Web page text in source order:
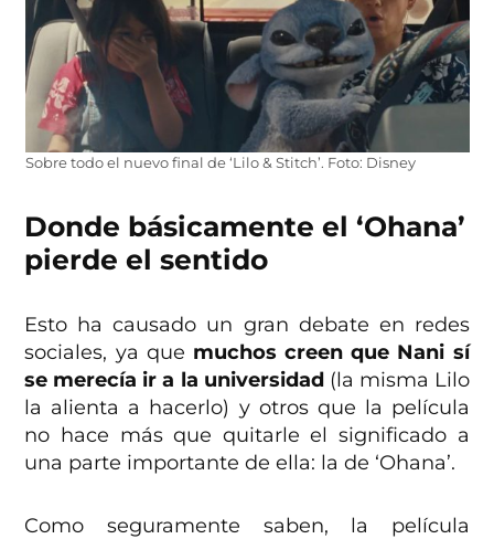
Sobre todo el nuevo final de ‘Lilo & Stitch’. Foto: Disney
Donde básicamente el ‘Ohana’
pierde el sentido
Esto ha causado un gran debate en redes
sociales, ya que muchos creen que Nani sí
se merecía ir a la universidad (la misma Lilo
la alienta a hacerlo) y otros que la película
no hace más que quitarle el significado a
una parte importante de ella: la de ‘Ohana’.
Como seguramente saben, la película